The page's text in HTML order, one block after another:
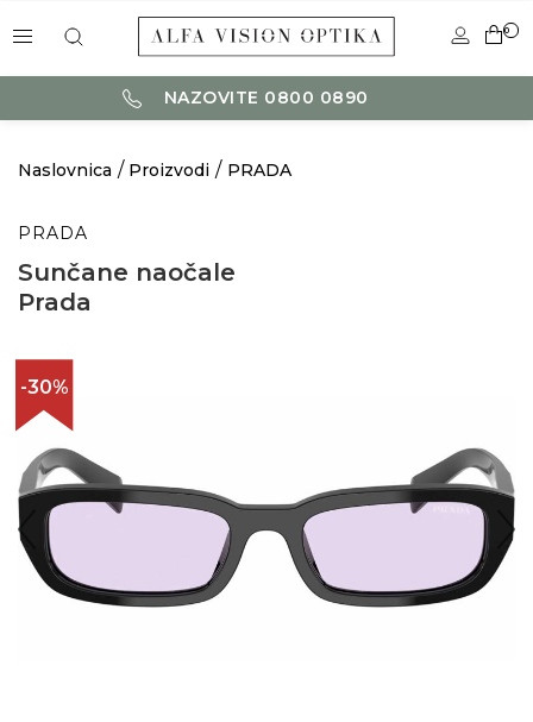
0
NAZOVITE 0800 0890
Naslovnica Proizvodi PRADA
PRADA
Sunčane naočale
Prada
-30%